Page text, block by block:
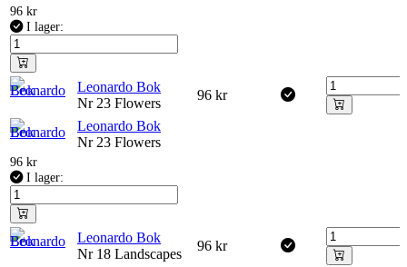
96 kr
I lager:
Leonardo Bok
Nr 23 Flowers
96 kr
Leonardo Bok
Nr 23 Flowers
96 kr
I lager:
Leonardo Bok
Nr 18 Landscapes
96 kr